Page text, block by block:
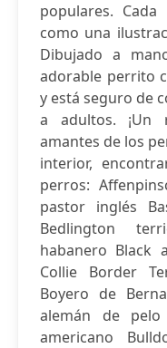
populares.
como una
Dibujado a
adorable perrito
y está seguro de
a adultos. ¡Un
amantes de los
interior,
perros:
pastor inglés
Bedlington
habanero Black
Collie Border
Boyero de
alemán de
americano